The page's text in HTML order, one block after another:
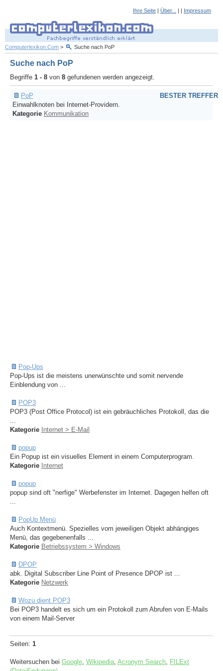
Ihre Seite | Über... | | Impressum
Computerlexikon.Com > Suche nach PoP
Suche nach PoP
Begriffe 1 - 8 von 8 gefundenen werden angezeigt.
BESTER TREFFER
PoP
Einwahlknoten bei Internet-Providern.
Kategorie Kommunikation
Pop-Ups
Pop-Ups ist die meistens unerwünschte und somit nervende
Einblendung von ...
POP3
POP3 (Post Office Protocol) ist ein gebräuchliches Protokoll, das die
...
Kategorie Internet > E-Mail
popup
Ein Popup ist ein visuelles Element in einem Computerprogram.
Kategorie Internet
popup
popup sind oft "nerfige" Werbefenster im Internet. Dagegen helfen oft
...
PopUp Menü
Auch Kontextmenü. Spezielles vom jeweiligen Objekt abhängiges
Menü, das gegebenenfalls ...
Kategorie Betriebssystem > Windows
DPOP
abk. Digital Subscriber Line Point of Presence DPOP ist ...
Kategorie Netzwerk
Wozu dient POP3
Bei POP3 handelt es sich um ein Protokoll zum Abrufen von E-Mails
von einem Mail-Server
Seiten: 1
Weitersuchen bei Google Wikipedia Acronym Search FILExt